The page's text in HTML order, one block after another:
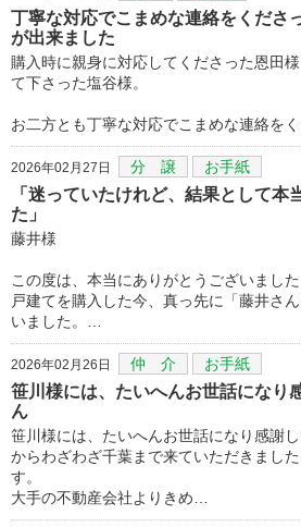
丁寧な対応でこまめな連絡をくださ
が出来ました
購入時に親身に対応してくださった恩田
て下さった塩谷様。
お二方とも丁寧な対応でこまめな連絡を
2026年02月27日 分 譲 お手紙
「迷っていたけれど、結果として本
た」
藤井様
この度は、本当にありがとうございました
戸建てを購入した今、真っ先に「藤井さ
いました。…
2026年02月26日 仲 介 お手紙
笹川様には、たいへんお世話になり
ん
笹川様には、たいへんお世話になり感謝
からわざわざ千葉まで来ていただきまし
す。
大手の不動産会社よりきめ…